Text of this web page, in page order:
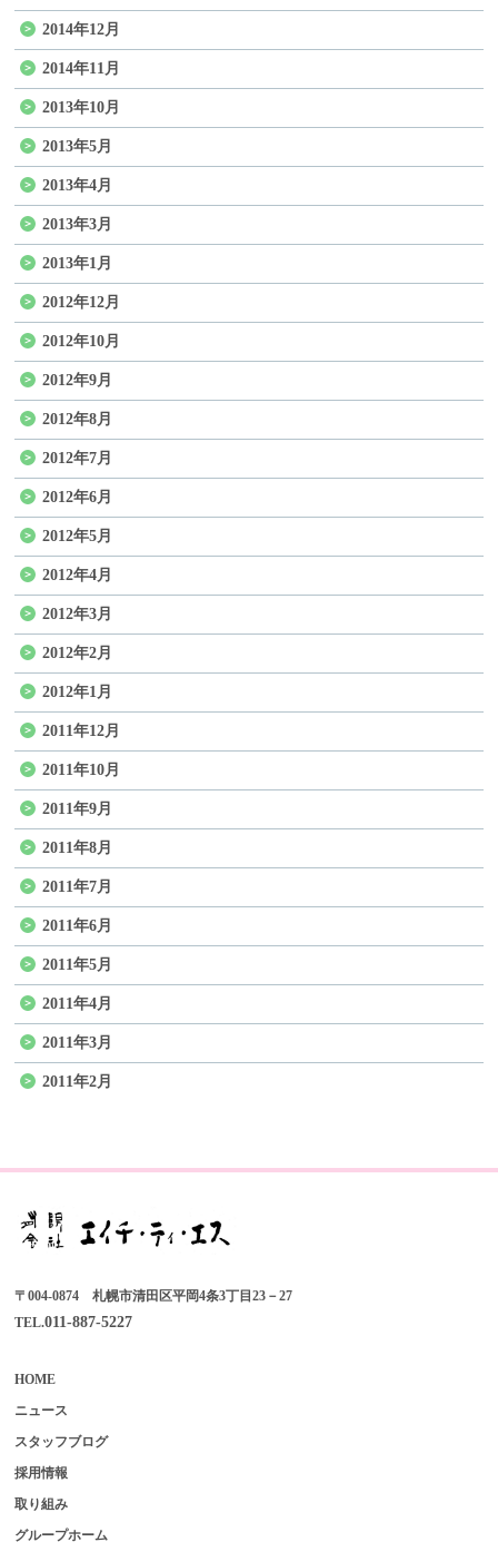
2014年12月
2014年11月
2013年10月
2013年5月
2013年4月
2013年3月
2013年1月
2012年12月
2012年10月
2012年9月
2012年8月
2012年7月
2012年6月
2012年5月
2012年4月
2012年3月
2012年2月
2012年1月
2011年12月
2011年10月
2011年9月
2011年8月
2011年7月
2011年6月
2011年5月
2011年4月
2011年3月
2011年2月
〒004-0874 札幌市清田区平岡4条3丁目23－27
TEL.011-887-5227
HOME
ニュース
スタッフブログ
採用情報
取り組み
グループホーム